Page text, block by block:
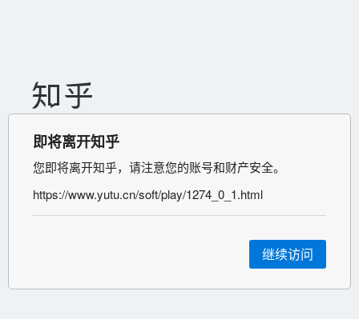
即将离开知乎
您即将离开知乎，请注意您的账号和财产安全。
https://www.yutu.cn/soft/play/1274_0_1.html
继续访问